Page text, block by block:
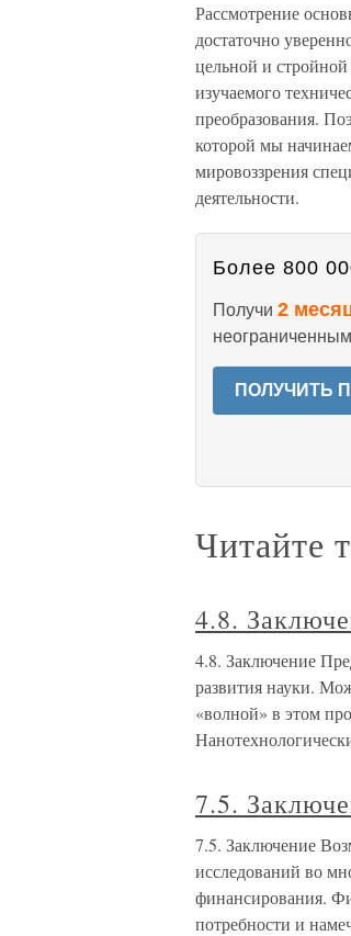
Рассмотрение
достаточно
цельной и
изучаемого
преобразования.
которой мы
мировоззрения
деятельности.
Более 800
Получи 2
ПОЛУЧИТЬ
Читайте
4.8.
4.8. Заключение
развития науки.
«волной» в этом
7.5.
7.5. Заключение
исследований во
финансирования.
потребности и